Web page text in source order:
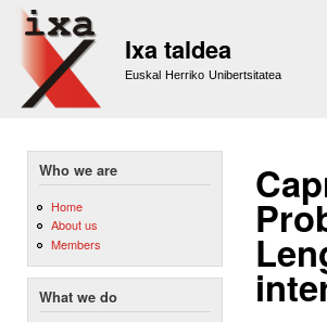
Ixa taldea
Euskal Herriko Unibertsitatea
Who we are
Home
About us
Members
What we do